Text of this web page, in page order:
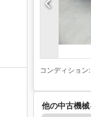
コンディション:
他の中古機